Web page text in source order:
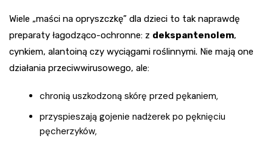
Wiele „maści na opryszczkę” dla dzieci to tak naprawdę
preparaty łagodząco-ochronne: z dekspantenolem,
cynkiem, alantoiną czy wyciągami roślinnymi. Nie mają one
działania przeciwwirusowego, ale:
chronią uszkodzoną skórę przed pękaniem,
przyspieszają gojenie nadżerek po pęknięciu
pęcherzyków,